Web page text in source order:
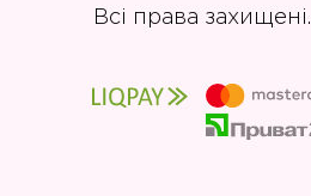
Всі права захищені.